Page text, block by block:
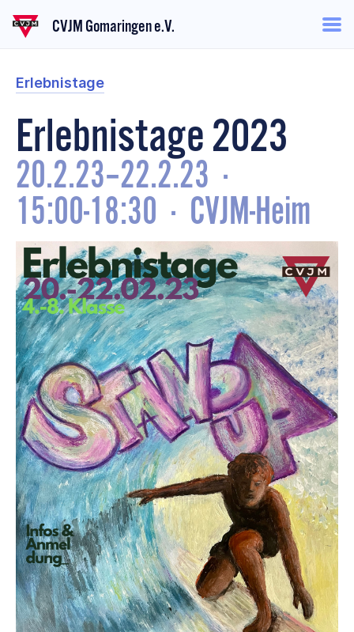
CVJM Gomaringen e.V.
Erlebnistage
Erlebnistage 2023
20.2.23–22.2.23 ·
15:00-18:30 · CVJM-Heim